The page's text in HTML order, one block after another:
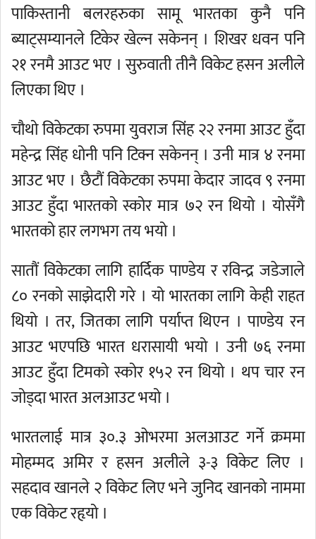
पाकिस्तानी बलरहरुका सामू भारतका कुनै पनि
ब्याट्सम्यानले टिकेर खेल्न सकेनन् । शिखर धवन पनि
२१ रनमै आउट भए । सुरुवाती तीनै विकेट हसन अलीले
लिएका थिए ।
चौथो विकेटका रुपमा युवराज सिंह २२ रनमा आउट हुँदा
महेन्द्र सिंह धोनी पनि टिक्न सकेनन् । उनी मात्र ४ रनमा
आउट भए । छैटौं विकेटका रुपमा केदार जादव ९ रनमा
आउट हुँदा भारतको स्कोर मात्र ७२ रन थियो । योसँगै
भारतको हार लगभग तय भयो ।
सातौं विकेटका लागि हार्दिक पाण्डेय र रविन्द्र जडेजाले
८० रनको साझेदारी गरे । यो भारतका लागि केही राहत
थियो । तर, जितका लागि पर्याप्त थिएन । पाण्डेय रन
आउट भएपछि भारत धरासायी भयो । उनी ७६ रनमा
आउट हुँदा टिमको स्कोर १५२ रन थियो । थप चार रन
जोड्दा भारत अलआउट भयो ।
भारतलाई मात्र ३०.३ ओभरमा अलआउट गर्ने क्रममा
मोहम्मद अमिर र हसन अलीले ३-३ विकेट लिए ।
सहदाव खानले २ विकेट लिए भने जुनिद खानको नाममा
एक विकेट रहृयो ।